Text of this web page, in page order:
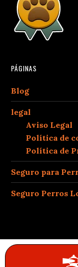
PÁGINAS
Blog
legal
Aviso Legal
Política de
Política de
Seguro para
Seguro Perros